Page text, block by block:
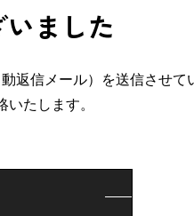
ました
返信メール）を送信させて
たします。